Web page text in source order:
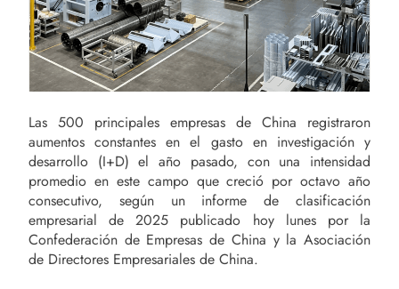
Las 500 principales empresas de China registraron
aumentos constantes en el gasto en investigación y
desarrollo (I+D) el año pasado, con una intensidad
promedio en este campo que creció por octavo año
consecutivo, según un informe de clasificación
empresarial de 2025 publicado hoy lunes por la
Confederación de Empresas de China y la Asociación
de Directores Empresariales de China.